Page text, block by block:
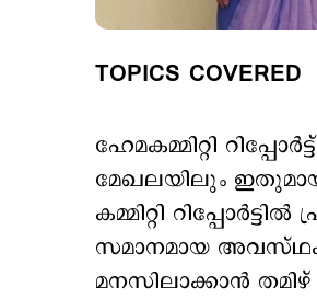
TOPICS COVERED
ഹേമകമ്മിറ്റി
മേഖലയിലും
കമ്മിറ്റി
സമാനമായ
മനസിലാക്കാന്‍